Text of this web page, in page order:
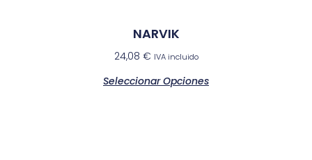
NARVIK
24,08 € IVA incluido
Seleccionar Opciones